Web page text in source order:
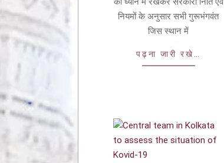
नियमों के अनुसार सभी गुरूभंगवंत
जिस स्थान में
पढ़ना जारी रखे…